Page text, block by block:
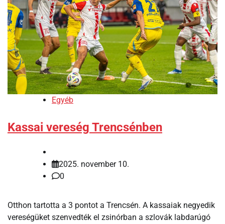
Egyéb
Kassai vereség Trencsénben
2025. november 10.
0
Otthon tartotta a 3 pontot a Trencsén. A kassaiak negyedik
vereségüket szenvedték el zsinórban a szlovák labdarúgó